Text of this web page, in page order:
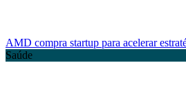
AMD compra startup para acelerar
Saúde